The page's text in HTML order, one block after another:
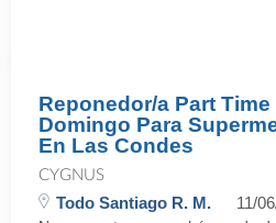
Reponedor/a Part Time
Domingo Para
En Las Condes
CYGNUS
Todo Santiago R. M. 11/